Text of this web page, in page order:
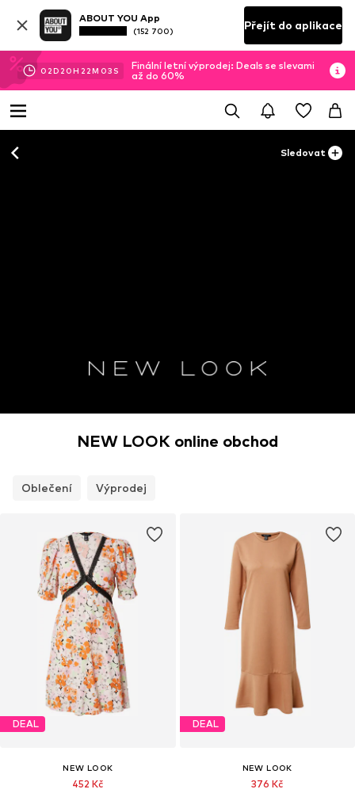
ABOUT YOU App
(152 700) Přejít do aplikace
02D 20H 22M 03 S
Finální letní výprodej: Deals se slevami
až do 60%
Sledovat
NEW LOOK online obchod
Oblečení Výprodej
DEAL
NEW LOOK
452 Kč
DEAL
NEW LOOK
376 Kč